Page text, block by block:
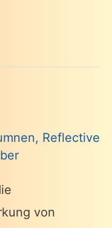
, Reflective
von